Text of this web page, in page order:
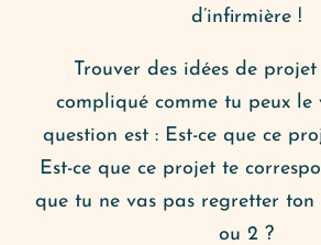
d’infirmière !
Trouver des idées de projet
compliqué comme tu peux
question est : Est-ce que ce
Est-ce que ce projet te
que tu ne vas pas regretter ton
ou 2 ?